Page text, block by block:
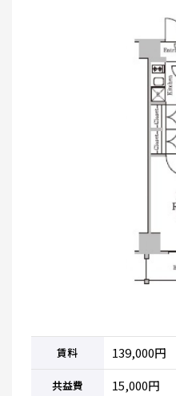
賃料 139,000円
共益費 15,000円